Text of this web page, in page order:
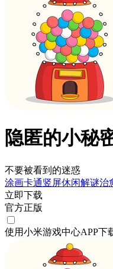
隐匿的小秘
不要被看到的迷惑
涂画卡通竖屏休闲解谜治
立即下载
官方正版
使用小米游戏中心APP下